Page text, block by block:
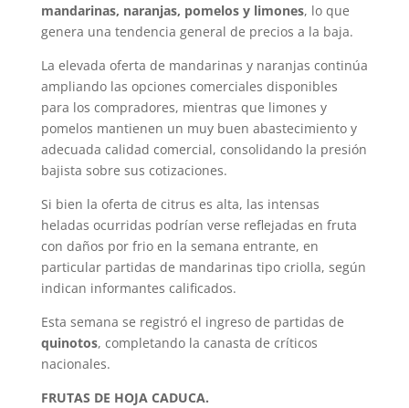
mandarinas, naranjas, pomelos y limones, lo que
genera una tendencia general de precios a la baja.
La elevada oferta de mandarinas y naranjas continúa
ampliando las opciones comerciales disponibles
para los compradores, mientras que limones y
pomelos mantienen un muy buen abastecimiento y
adecuada calidad comercial, consolidando la presión
bajista sobre sus cotizaciones.
Si bien la oferta de citrus es alta, las intensas
heladas ocurridas podrían verse reflejadas en fruta
con daños por frio en la semana entrante, en
particular partidas de mandarinas tipo criolla, según
indican informantes calificados.
Esta semana se registró el ingreso de partidas de
quinotos, completando la canasta de críticos
nacionales.
FRUTAS DE HOJA CADUCA.